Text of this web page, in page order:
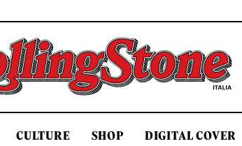
Rolling Stone Italia
CULTURE SHOP DIGITAL COVER